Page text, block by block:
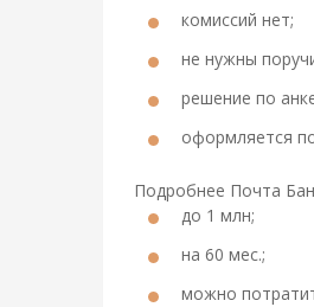
комиссий нет;
не нужны
решение по
оформляется
Подробнее Почта
до 1 млн;
на 60 мес.;
можно